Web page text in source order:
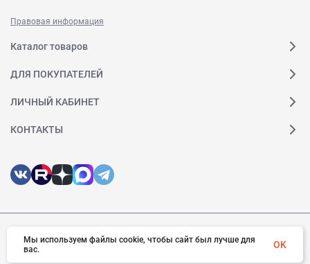
Правовая информация
Каталог товаров
ДЛЯ ПОКУПАТЕЛЕЙ
ЛИЧНЫЙ КАБИНЕТ
КОНТАКТЫ
© 2026 Веда МК. Все права защищены
Мы используем файлы cookie, чтобы сайт был лучше для
вас.
OK